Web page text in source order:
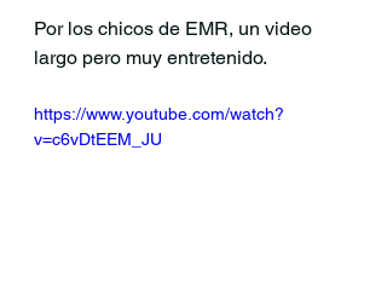
Por los chicos de EMR, un video
largo pero muy entretenido.
https://www.youtube.com/watch?
v=c6vDtEEM_JU